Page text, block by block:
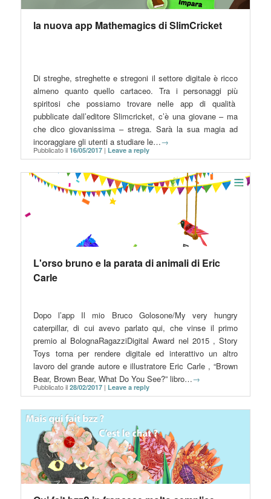
la nuova app Mathemagics di SlimCricket
Di streghe, streghette e stregoni il settore digitale è ricco
almeno quanto quello cartaceo. Tra i personaggi più
spiritosi che possiamo trovare nelle app di qualità
pubblicate dall’editore Slimcricket, c’è una giovane – ma
che dico giovanissima – strega. Sarà la sua magia ad
incoraggiare gli utenti a studiare le…→
Pubblicato il16/05/2017 | Leave a reply
L'orso bruno e la parata di animali di Eric
Carle
Dopo l’app Il mio Bruco Golosone/My very hungry
caterpillar, di cui avevo parlato qui, che vinse il primo
premio al BolognaRagazziDigital Award nel 2015 , Story
Toys torna per rendere digitale ed interattivo un altro
lavoro del grande autore e illustratore Eric Carle , “Brown
Bear, Brown Bear, What Do You See?” libro…→
Pubblicato il28/02/2017 | Leave a reply